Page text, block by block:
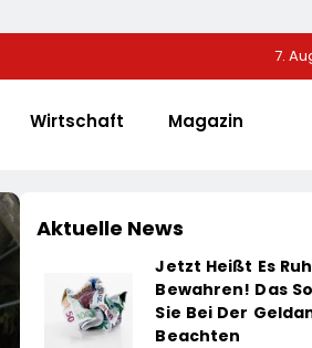
7.
Wirtschaft Magazin
Aktuelle News
Jetzt Heißt Es
Bewahren! Das
Sie Bei Der
Beachten